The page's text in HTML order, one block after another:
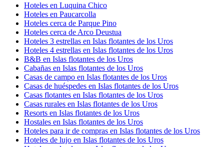
Hoteles en Luquina Chico
Hoteles en Paucarcolla
Hoteles cerca de Parque Pino
Hoteles cerca de Arco Deustua
Hoteles 3 estrellas en Islas flotantes de los Uros
Hoteles 4 estrellas en Islas flotantes de los Uros
B&B en Islas flotantes de los Uros
Cabañas en Islas flotantes de los Uros
Casas de campo en Islas flotantes de los Uros
Casas de huéspedes en Islas flotantes de los Uros
Casas flotantes en Islas flotantes de los Uros
Casas rurales en Islas flotantes de los Uros
Resorts en Islas flotantes de los Uros
Hostales en Islas flotantes de los Uros
Hoteles para ir de compras en Islas flotantes de los Uros
Hoteles de lujo en Islas flotantes de los Uros